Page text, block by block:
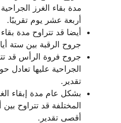
مدة بقاء الغرز
أربعة عشر يوم تقريبًا.
أيضا قد تتراوح مدة
جروح الرقبة بين ستة
جروح فروة الرأس قد
الجراحية عليها تعادل
تقدير.
بشكل عام مدة إبقاء
المختلفة قد تتراوح
أقصى تقدير.